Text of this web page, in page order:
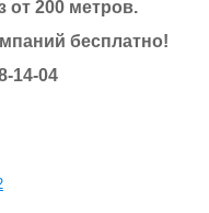
от 200 метров.
бесплатно!
14-04